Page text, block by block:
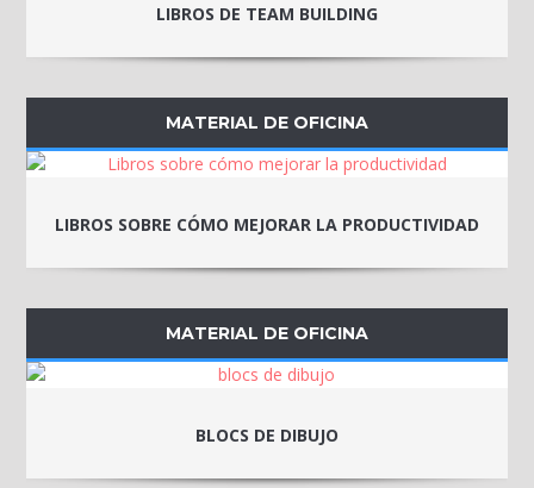
LIBROS DE TEAM BUILDING
MATERIAL DE OFICINA
LIBROS SOBRE CÓMO MEJORAR LA PRODUCTIVIDAD
MATERIAL DE OFICINA
BLOCS DE DIBUJO